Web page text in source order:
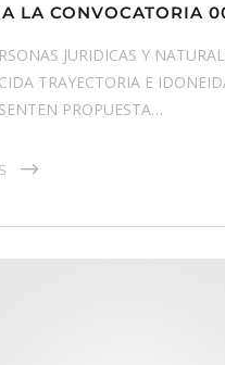
LA CONVOCATORIA
JURIDICAS Y
TRAYECTORIA E
PROPUESTA…